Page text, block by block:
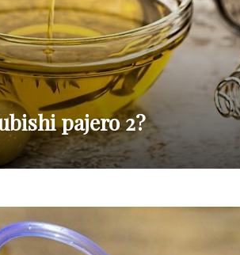
pajero 2?